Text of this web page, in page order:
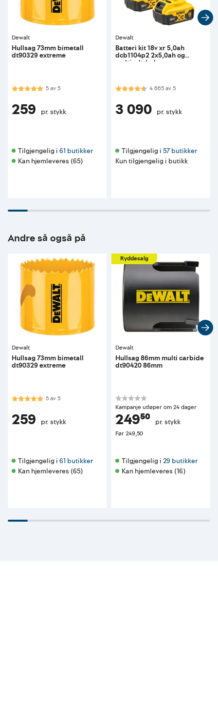
Dewalt
Hullsag 73mm bimetall
dt90329 extreme
Karakter:5.0 av 5 mulige
5av5
259 pr. stykk
Tilgjengelig i 61 butikker
Kan hjemleveres (65)
Dewalt
Batteri kit 18v xr 5,0ah
dcb1104p2 2x5,0ah og
multivolt-lader
Karakter:4.7 av 5 mulige
4.665av5
3 090 pr. stykk
Tilgjengelig i 57 butikker
Kun tilgjengelig i butikk
Andre så også på
Dewalt
Hullsag 73mm bimetall
dt90329 extreme
Karakter:5.0 av 5 mulige
5av5
259 pr. stykk
Tilgjengelig i 61 butikker
Kan hjemleveres (65)
Ryddesalg
Dewalt
Hullsag 86mm multi carbide
dt90420 86mm
Kampanje utløper om 24 dager
249⁵⁰ pr. stykk
Før249,50
Tilgjengelig i 29 butikker
Kan hjemleveres (16)